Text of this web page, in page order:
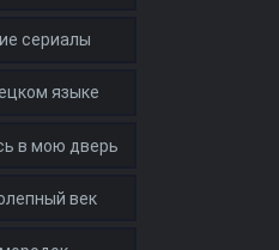
сериалы
языке